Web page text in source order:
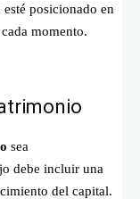
posicionado en
momento.
sea
debe incluir una
del capital.